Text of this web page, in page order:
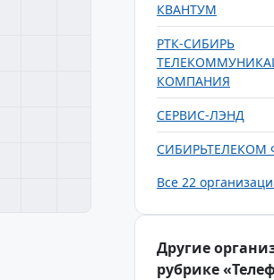
КВАНТУМ
РТК-СИБИРЬ
КОМПАНИЯ
СЕРВИС-ЛЭНД
СИБИРЬТЕЛЕКОМ
Все 22
Другие
рубрике